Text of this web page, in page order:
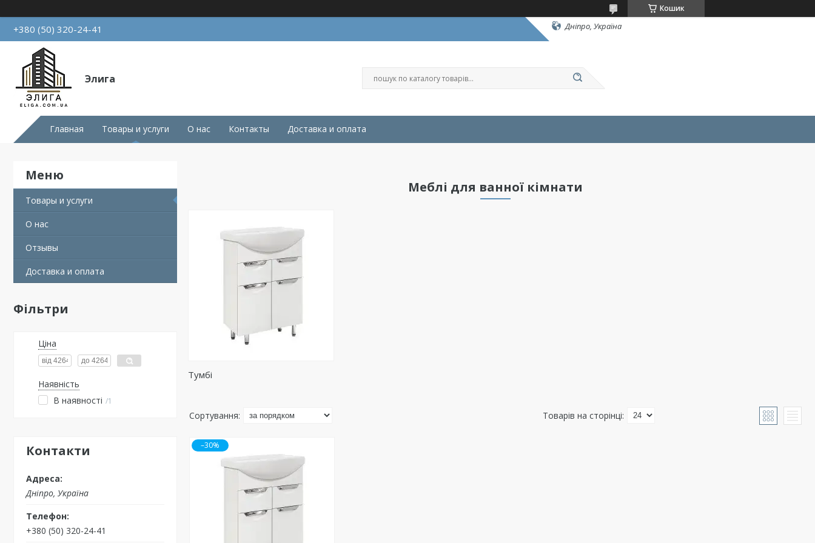
Кошик
+380 (50) 320-24-41 Дніпро, Україна
Элига
Главная Товары и услуги О нас Контакты Доставка и оплата
Товары и услуги
О нас
Отзывы
Доставка и оплата
Фільтри
Ціна
Наявність
В наявності
1
Контакти
Дніпро, Україна
+380 (50) 320-24-41
Меблі для ванної кімнати
Тумбі
–30%